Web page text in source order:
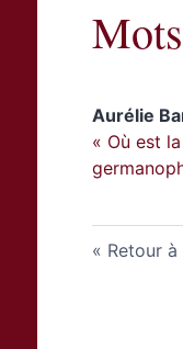
Aurélie
« Où est
Retour à